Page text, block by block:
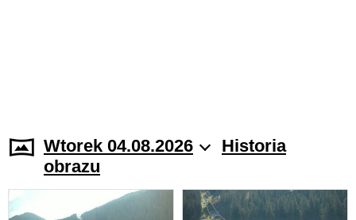
Wtorek 04.08.2026
Historia
obrazu